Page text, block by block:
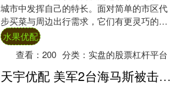
城市中发挥自己的特长。面对简单的市区代
步买菜与周边出行需求，它们有更灵巧的身
姿、更低廉的用车成本，以及比传统燃油车
普遍更好....
水果优配
查看：200 分类： 实盘的股票杠杆平台
天宇优配 美军2台海马斯被击毁？伊朗混合战术奏效，背后有俄罗斯指点？